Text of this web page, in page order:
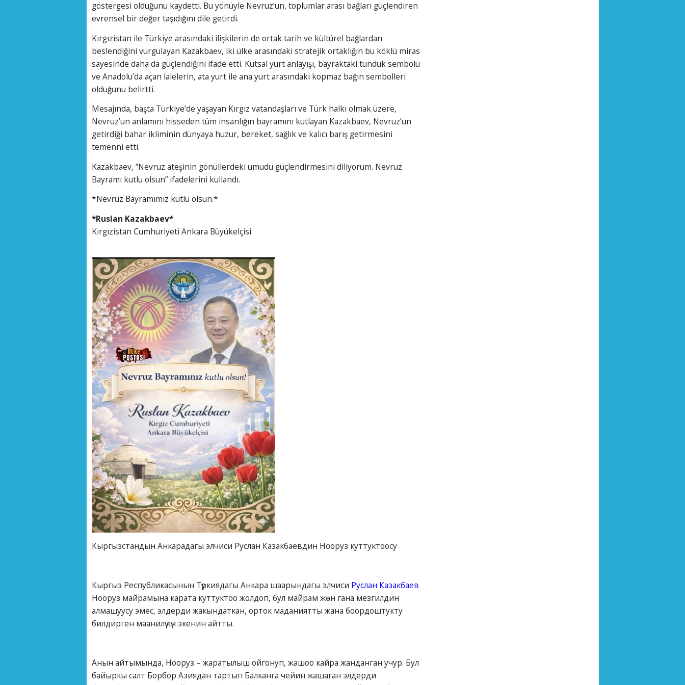
göstergesi olduğunu kaydetti. Bu yönüyle Nevruz’un, toplumlar arası bağları güçlendiren
evrensel bir değer taşıdığını dile getirdi.
Kırgızistan ile Türkiye arasındaki ilişkilerin de ortak tarih ve kültürel bağlardan
beslendiğini vurgulayan Kazakbaev, iki ülke arasındaki stratejik ortaklığın bu köklü miras
sayesinde daha da güçlendiğini ifade etti. Kutsal yurt anlayışı, bayraktaki tunduk sembolü
ve Anadolu’da açan lalelerin, ata yurt ile ana yurt arasındaki kopmaz bağın sembolleri
olduğunu belirtti.
Mesajında, başta Türkiye’de yaşayan Kırgız vatandaşları ve Türk halkı olmak üzere,
Nevruz’un anlamını hisseden tüm insanlığın bayramını kutlayan Kazakbaev, Nevruz’un
getirdiği bahar ikliminin dünyaya huzur, bereket, sağlık ve kalıcı barış getirmesini
temenni etti.
Kazakbaev, “Nevruz ateşinin gönüllerdeki umudu güçlendirmesini diliyorum. Nevruz
Bayramı kutlu olsun” ifadelerini kullandı.
*Nevruz Bayramımız kutlu olsun.*
*Ruslan Kazakbaev*
Kırgızistan Cumhuriyeti Ankara Büyükelçisi
Кыргызстандын Анкарадагы элчиси Руслан Казакбаевдин Нооруз куттуктоосу
Кыргыз Республикасынын Түркиядагы Анкара шаарындагы элчиси Руслан Казакбаев
Нооруз майрамына карата куттуктоо жолдоп, бул майрам жөн гана мезгилдин
алмашуусу эмес, элдерди жакындаткан, орток маданиятты жана боордоштукту
билдирген маанилүү күн экенин айтты.
Анын айтымында, Нооруз – жаратылыш ойгонуп, жашоо кайра жанданган учур. Бул
байыркы салт Борбор Азиядан тартып Балканга чейин жашаган элдерди